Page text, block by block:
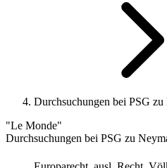
Durchsuchungen bei PSG
"Le Monde"
Durchsuchungen bei PSG zu